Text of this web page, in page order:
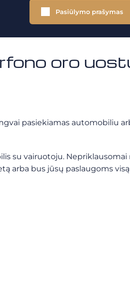
Pasiūlymo prašymas
oro
pasiekiamas automobiliu
su vairuotoju.
arba bus jūsų paslaugoms